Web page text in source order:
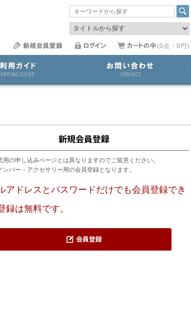
(0点・0円)
用の申し込みページとは異なりますのでご留意ください。
ンバー・アクセサリー用の会員登録となります。
アドレスとパスワードだけでも会員登録でき
録は無料です。